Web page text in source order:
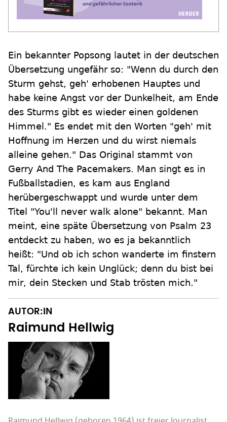
Ein bekannter Popsong lautet in der deutschen
Übersetzung ungefähr so: "Wenn du durch den
Sturm gehst, geh' erhobenen Hauptes und
habe keine Angst vor der Dunkelheit, am Ende
des Sturms gibt es wieder einen goldenen
Himmel." Es endet mit den Worten "geh' mit
Hoffnung im Herzen und du wirst niemals
alleine gehen." Das Original stammt von
Gerry And The Pacemakers. Man singt es in
Fußballstadien, es kam aus England
herübergeschwappt und wurde unter dem
Titel "You'll never walk alone" bekannt. Man
meint, eine späte Übersetzung von Psalm 23
entdeckt zu haben, wo es ja bekanntlich
heißt: "Und ob ich schon wanderte im finstern
Tal, fürchte ich kein Unglück; denn du bist bei
mir, dein Stecken und Stab trösten mich."
AUTOR:IN
Raimund Hellwig